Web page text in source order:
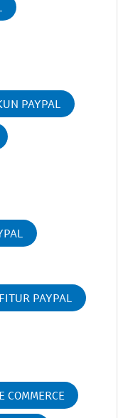
PAYPAL
FITUR PAYPAL
E COMMERCE